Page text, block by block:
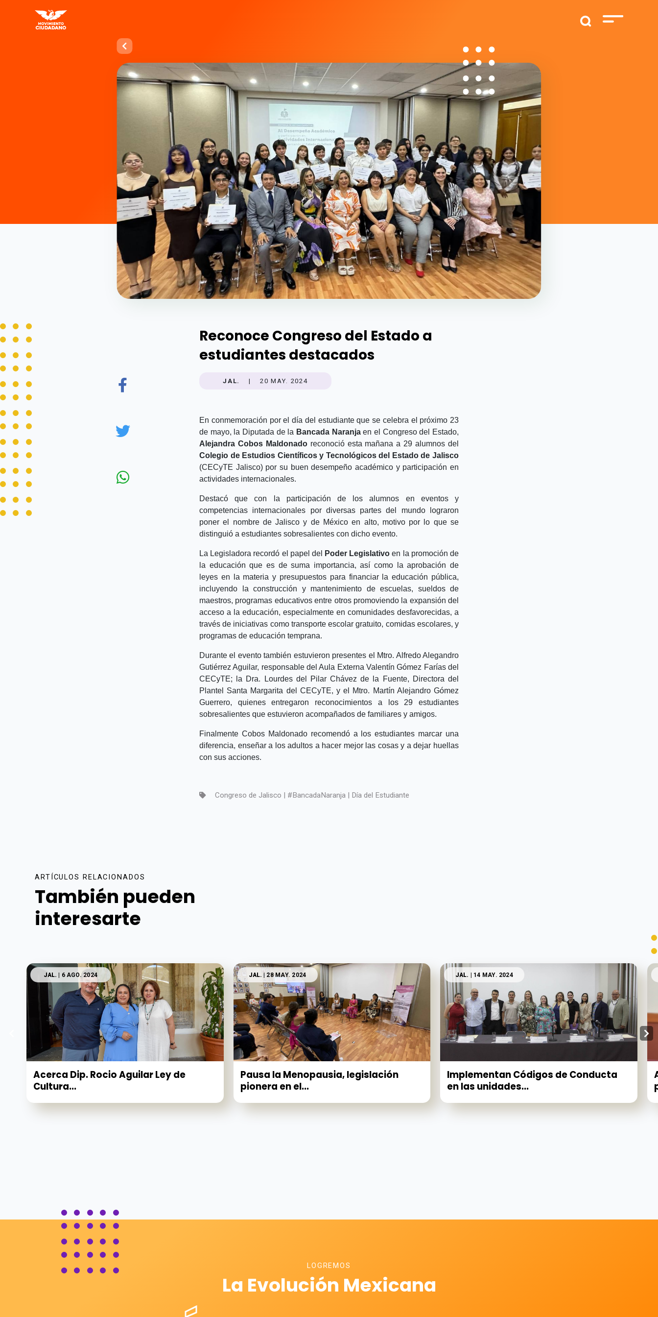
Reconoce Congreso del Estado a
estudiantes destacados
JAL. | 20 MAY. 2024
En conmemoración por el día del estudiante que se celebra el próximo 23
de mayo, la Diputada de la Bancada Naranjaen el Congreso del Estado,
Alejandra Cobos Maldonadoreconoció esta mañana a 29 alumnos del
Colegio de Estudios Científicos y Tecnológicos del Estado de Jalisco
(CECyTE Jalisco) por su buen desempeño académico y participación en
actividades internacionales.
Destacó que con la participación de los alumnos en eventos y
competencias internacionales por diversas partes del mundo lograron
poner el nombre de Jalisco y de México en alto, motivo por lo que se
distinguió a estudiantes sobresalientes con dicho evento.
La Legisladora recordó el papel del Poder Legislativoen la promoción de
la educación que es de suma importancia, así como la aprobación de
leyes en la materia y presupuestos para financiar la educación pública,
incluyendo la construcción y mantenimiento de escuelas, sueldos de
maestros, programas educativos entre otros promoviendo la expansión del
acceso a la educación, especialmente en comunidades desfavorecidas, a
través de iniciativas como transporte escolar gratuito, comidas escolares, y
programas de educación temprana.
Durante el evento también estuvieron presentes el Mtro. Alfredo Alegandro
Gutiérrez Aguilar, responsable del Aula Externa Valentín Gómez Farías del
CECyTE; la Dra. Lourdes del Pilar Chávez de la Fuente, Directora del
Plantel Santa Margarita del CECyTE, y el Mtro. Martín Alejandro Gómez
Guerrero, quienes entregaron reconocimientos a los 29 estudiantes
sobresalientes que estuvieron acompañados de familiares y amigos.
Finalmente Cobos Maldonado recomendó a los estudiantes marcar una
diferencia, enseñar a los adultos a hacer mejor las cosas y a dejar huellas
con sus acciones.
Congreso de Jalisco | #BancadaNaranja | Día del Estudiante
ARTÍCULOS RELACIONADOS
También pueden
interesarte
JAL. | 6 AGO. 2024
Acerca Dip. Rocio Aguilar Ley de
Cultura...
JAL. | 28 MAY. 2024
Pausa la Menopausia, legislación
pionera en el...
JAL. | 14 MAY. 2024
Implementan Códigos de Conducta
en las unidades...
LOGREMOS
La Evolución Mexicana